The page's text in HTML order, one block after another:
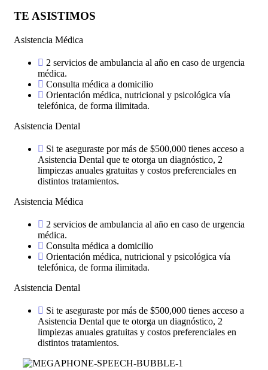
TE ASISTIMOS
Asistencia Médica
2 servicios de ambulancia al año en caso de urgencia
médica.
Consulta médica a domicilio
Orientación médica, nutricional y psicológica vía
telefónica, de forma ilimitada.
Asistencia Dental
Si te aseguraste por más de $500,000 tienes acceso a
Asistencia Dental que te otorga un diagnóstico, 2
limpiezas anuales gratuitas y costos preferenciales en
distintos tratamientos.
Asistencia Médica
2 servicios de ambulancia al año en caso de urgencia
médica.
Consulta médica a domicilio
Orientación médica, nutricional y psicológica vía
telefónica, de forma ilimitada.
Asistencia Dental
Si te aseguraste por más de $500,000 tienes acceso a
Asistencia Dental que te otorga un diagnóstico, 2
limpiezas anuales gratuitas y costos preferenciales en
distintos tratamientos.